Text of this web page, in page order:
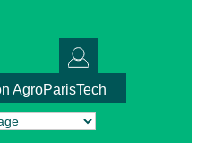
AgroParisTech
Translate